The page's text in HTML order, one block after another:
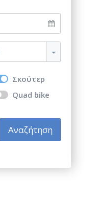
Σκούτερ
Quad bike
Αναζήτηση